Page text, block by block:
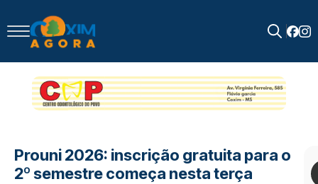
for:
Prouni 2026: inscrição gratuita para o
2º semestre começa nesta terça